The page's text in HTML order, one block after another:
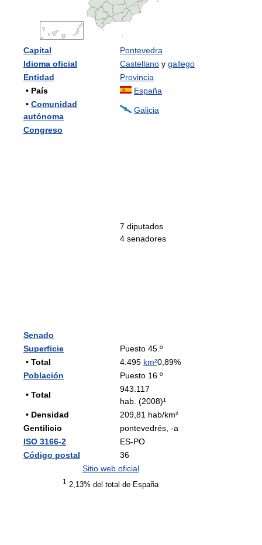
Capital
Pontevedra
Idioma oficial
Castellano y gallego
Entidad
Provincia
• País
España
• Comunidad
autónoma
Galicia
Congreso
Senado
7 diputados
4 senadores
Superficie
Puesto 45.º
• Total
4.495 km²0,89%
Población
Puesto 16.º
• Total
943.117
hab. (2008)¹
• Densidad
209,81 hab/km²
Gentilicio
pontevedrés, -a
ISO 3166-2
ES-PO
Código postal
36
Sitio web oficial
1 2,13% del total de España